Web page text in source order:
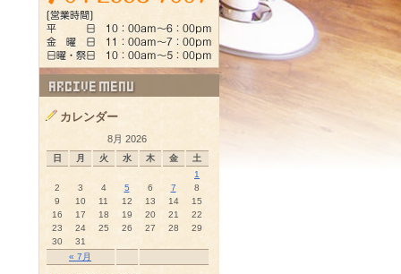
カレンダー
8月 2026
日 月 火 水 木 金 土
« 7月
1
2
3 4 5 6 7
8
9
10 11 12 13 14
15
16
17 18 19 20 21
22
23
24 25 26 27 28
29
30
31